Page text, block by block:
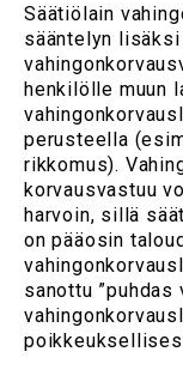
Säätiölain
sääntelyn
henkilölle muun
perusteella
rikkomus).
korvausvastuu
harvoin, sillä
on pääosin
sanottu ”puhdas